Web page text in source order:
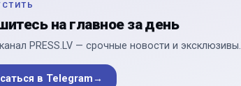
на главное за день
PRESS.LV — срочные новости и эксклюзивы.
в Telegram→